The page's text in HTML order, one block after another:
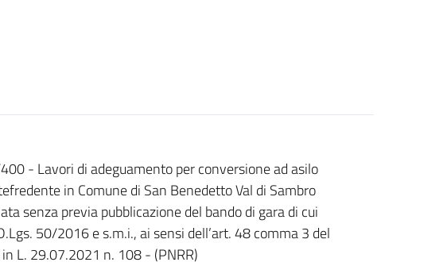
- Lavori di adeguamento per conversione ad asilo
in Comune di San Benedetto Val di Sambro
senza previa pubblicazione del bando di gara di cui
50/2016 e s.m.i., ai sensi dell’art. 48 comma 3 del
L. 29.07.2021 n. 108 - (PNRR)